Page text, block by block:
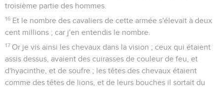
troisième partie des hommes.
16 Et le nombre des cavaliers de cette armée s'élevait à deux
cent millions ; car j'en entendis le nombre.
17 Or je vis ainsi les chevaux dans la vision ; ceux qui étaient
assis dessus, avaient des cuirasses de couleur de feu, et
d'hyacinthe, et de soufre ; les têtes des chevaux étaient
comme des têtes de lions, et de leurs bouches il sortait du